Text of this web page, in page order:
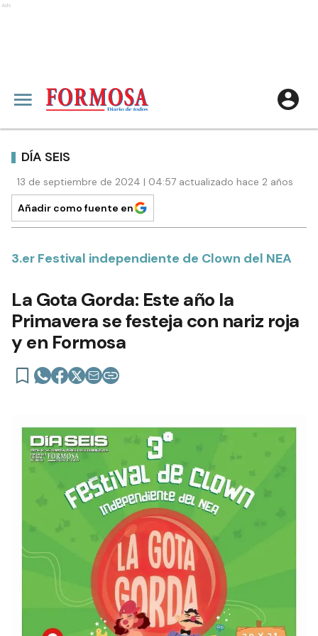
Ads
DÍA SEIS
13 de septiembre de 2024 | 04:57 actualizado hace 2 años
Añadir como fuente en
3.er Festival independiente de Clown del NEA
La Gota Gorda: Este año la
Primavera se festeja con nariz roja
y en Formosa